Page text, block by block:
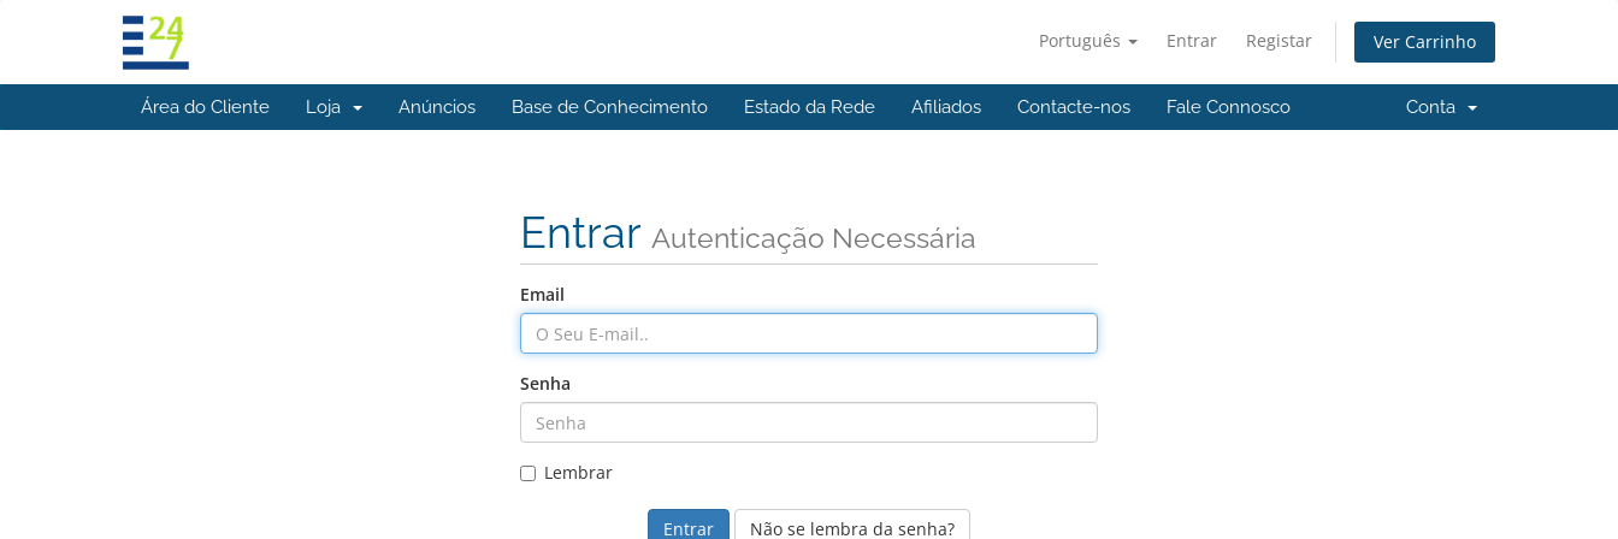
Português Entrar Registar Ver Carrinho
Área do Cliente Loja Anúncios Base de Conhecimento Estado da Rede Afiliados Contacte-nos Fale Connosco Conta
Entrar Autenticação Necessária
Email
Senha
Lembrar
Não se lembra da senha?